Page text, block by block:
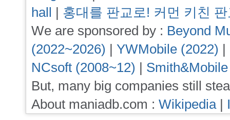
hall | 홍대를 판교로! 커먼 키친
We are sponsored by : Beyond
(2022~2026) | YWMobile (2022) |
NCsoft (2008~12) |
But, many big companies still
About maniadb.com : Wikipedia|